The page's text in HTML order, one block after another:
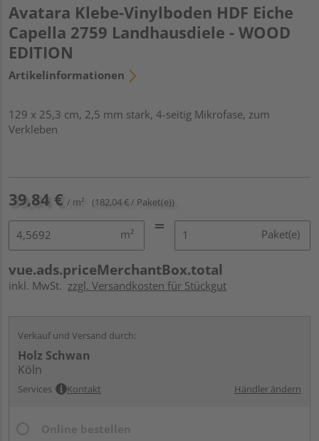
Avatara Klebe-Vinylboden HDF Eiche
Capella 2759 Landhausdiele - WOOD
EDITION
Artikelinformationen
129 x 25,3 cm, 2,5 mm stark, 4-seitig Mikrofase, zum
Verkleben
39,84 € / m² (182,04 € / Paket(e))
m² Paket(e)
vue.ads.priceMerchantBox.total
inkl. MwSt. zzgl. Versandkosten für Stückgut
Verkauf und Versand durch:
Holz Schwan
Köln
Services Kontakt Händler ändern